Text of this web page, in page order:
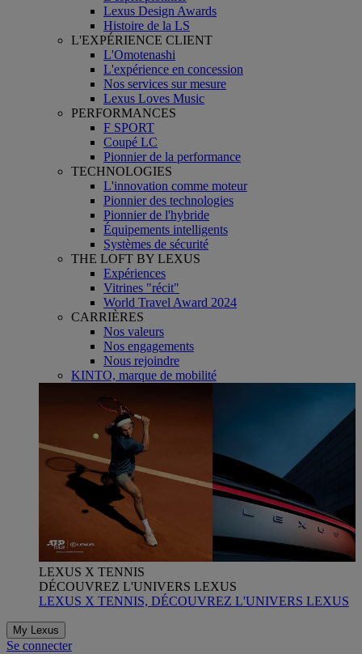
Lexus Design Awards
Histoire de la LS
L'EXPÉRIENCE CLIENT
L'Omotenashi
L'expérience en concession
Nos services sur mesure
Lexus Loves Music
PERFORMANCES
F SPORT
Coupé LC
Pionnier de la performance
TECHNOLOGIES
L'innovation comme moteur
Pionnier des technologies
Pionnier de l'hybride
Équipements intelligents
Systèmes de sécurité
THE LOFT BY LEXUS
Expériences
Vitrines "récit"
World Travel Award 2024
CARRIÈRES
Nos valeurs
Nos engagements
Nous rejoindre
KINTO, marque de mobilité
LEXUS X TENNIS
DÉCOUVREZ L'UNIVERS LEXUS
LEXUS X TENNIS, DÉCOUVREZ L'UNIVERS LEXUS
My Lexus
Se connecter